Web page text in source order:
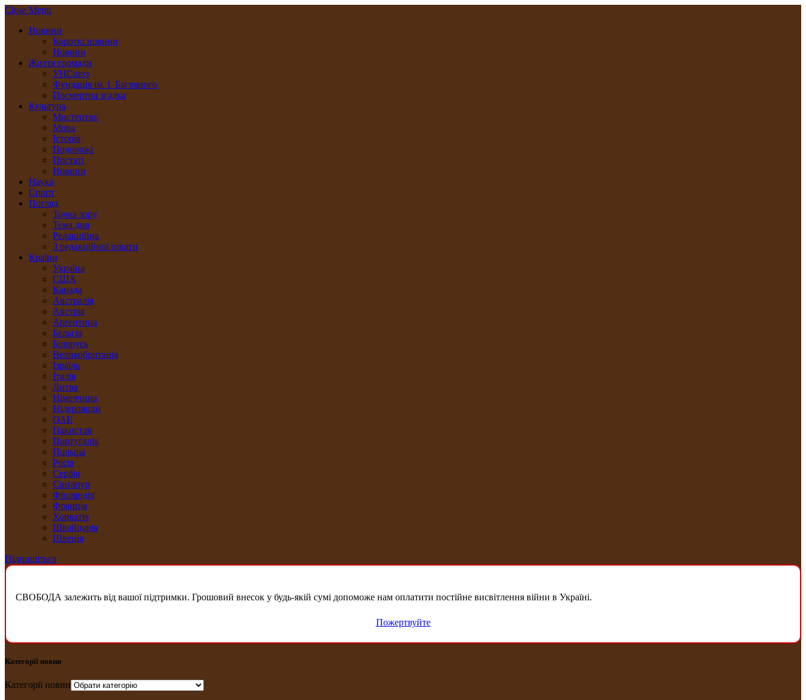
Close Menu
Новини
Короткі новини
Новини
Життя громади
УНСоюз
Фундація ім. І. Багряного
Посмертна згадка
Культура
Мистецтво
Мова
Історія
Подорожі
Постаті
Новини
Наука
Спорт
Погляд
Точка зору
Тема дня
Редакційна
З редакційної пошти
Країни
Україна
США
Канада
Австралія
Австрія
Арґентина
Бельгія
Білорусь
Великобританія
Ізраїль
Італія
Литва
Німеччина
Нідерлянди
ОАЕ
Пакистан
Португалія
Польща
Росія
Сербія
Сінґапур
Фінляндія
Франція
Хорватія
Швайцарія
Швеція
Підпишіться
СВОБОДА залежить від вашої підтримки. Грошовий внесок у будь-якій сумі допоможе нам оплатити постійне висвітлення війни в Україні.
Пожертвуйте
Категорії новин
Категорії новин